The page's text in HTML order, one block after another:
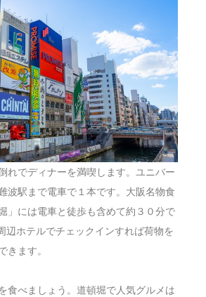
れでディナーを満喫します。ユニバー
波駅まで電車で１本です。大阪名物食
」には電車と徒歩も含めて約３０分で
辺ホテルでチェックインすれば荷物を
きます。
食べましょう。道頓堀で人気グルメは